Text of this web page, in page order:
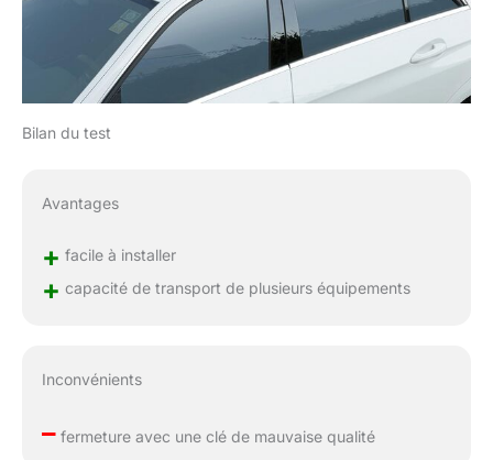
Bilan du test
Avantages
+ facile à installer
+ capacité de transport de plusieurs équipements
Inconvénients
–fermeture avec une clé de mauvaise qualité